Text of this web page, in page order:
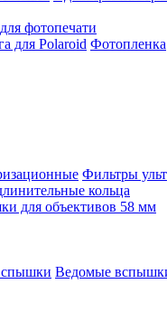
фотопечати
для Polaroid Фотопленка
Фильтры
кольца
для объективов 58 мм
Ведомые